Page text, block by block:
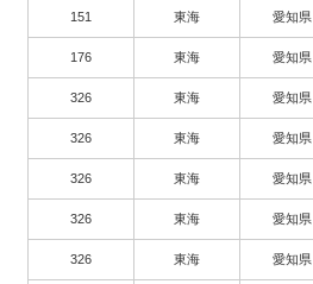
151 東海 愛知県
176 東海 愛知県
326 東海 愛知県
326 東海 愛知県
326 東海 愛知県
326 東海 愛知県
326 東海 愛知県